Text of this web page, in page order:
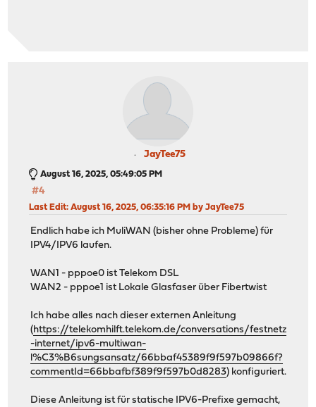
JayTee75
August 16, 2025, 05:49:05 PM
#4
Last Edit: August 16, 2025, 06:35:16 PM by JayTee75
Endlich habe ich MuliWAN (bisher ohne Probleme) für
IPV4/IPV6 laufen.
WAN1 - pppoe0 ist Telekom DSL
WAN2 - pppoe1 ist Lokale Glasfaser über Fibertwist
Ich habe alles nach dieser externen Anleitung
(https://telekomhilft.telekom.de/conversations/festnetz
-internet/ipv6-multiwan-
l%C3%B6sungsansatz/66bbaf45389f9f597b09866f?
commentId=66bbafbf389f9f597b0d8283) konfiguriert.
Diese Anleitung ist für statische IPV6-Prefixe gemacht,